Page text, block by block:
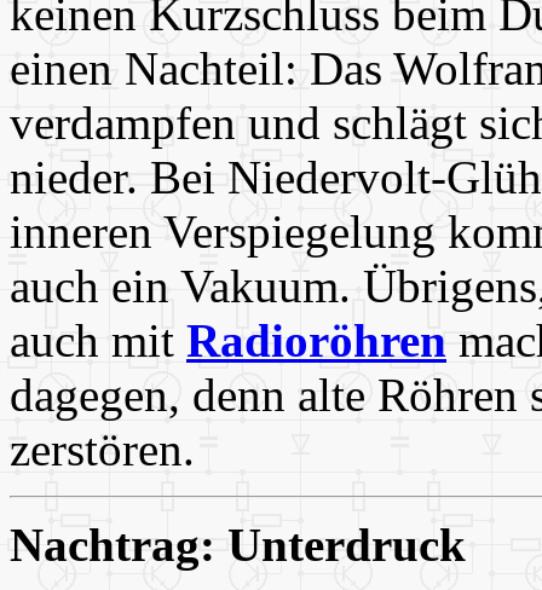
keinen Kurzschluss beim
einen Nachteil: Das
verdampfen und schlägt
nieder. Bei Niedervolt-
inneren Verspiegelung
auch ein Vakuum.
auch mit Radioröhren
dagegen, denn alte
zerstören.
Nachtrag: Unterdruck